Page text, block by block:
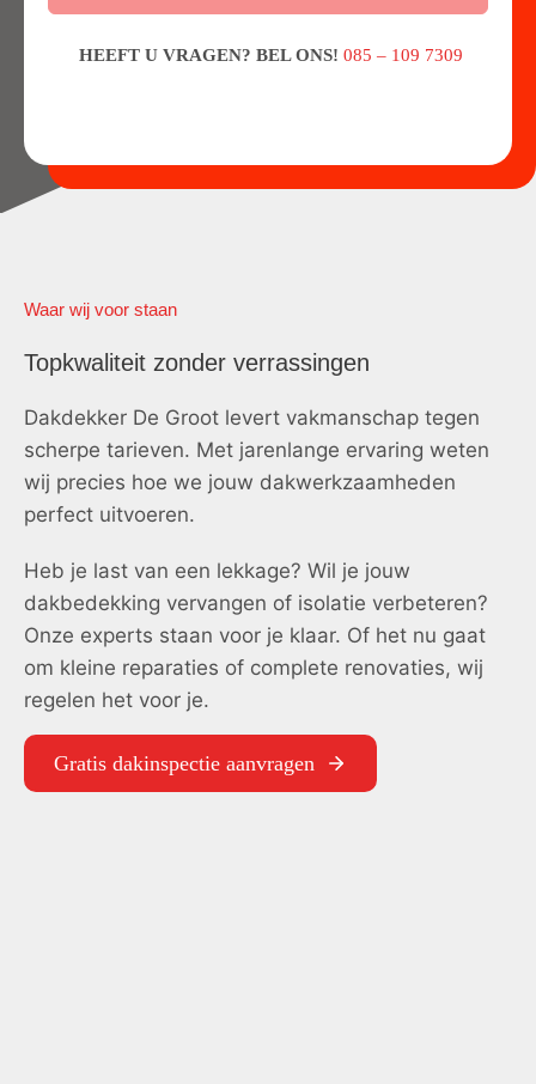
HEEFT U VRAGEN? BEL ONS! 085 – 109 7309
Waar wij voor staan
Topkwaliteit zonder verrassingen
Dakdekker De Groot levert vakmanschap tegen
scherpe tarieven. Met jarenlange ervaring weten
wij precies hoe we jouw dakwerkzaamheden
perfect uitvoeren.
Heb je last van een lekkage? Wil je jouw
dakbedekking vervangen of isolatie verbeteren?
Onze experts staan voor je klaar. Of het nu gaat
om kleine reparaties of complete renovaties, wij
regelen het voor je.
Gratis dakinspectie aanvragen